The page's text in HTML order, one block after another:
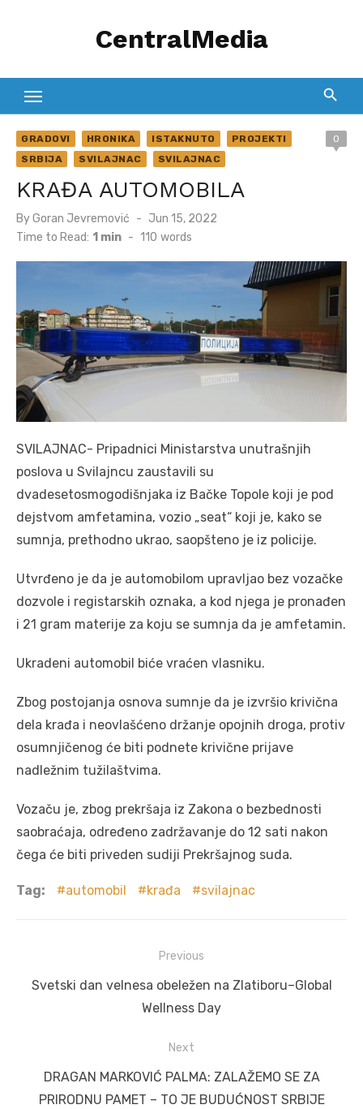
CentralMedia
GRADOVI HRONIKA ISTAKNUTO
PROJEKTI
SRBIJA
SVILAJNAC SVILAJNAC
0
KRAĐA AUTOMOBILA
ByGoran Jevremović
Posted
on
Jun 15, 2022
Time to Read: 1 min - 110 words
SVILAJNAC- Pripadnici Ministarstva unutrašnjih
poslova u Svilajncu zaustavili su
dvadesetosmogodišnjaka iz Bačke Topole koji je pod
dejstvom amfetamina, vozio „seat“ koji je, kako se
sumnja, prethodno ukrao, saopšteno je iz policije.
Utvrđeno je da je automobilom upravljao bez vozačke
dozvole i registarskih oznaka, a kod njega je pronađen
i 21 gram materije za koju se sumnja da je amfetamin.
Ukradeni automobil biće vraćen vlasniku.
Zbog postojanja osnova sumnje da je izvršio krivična
dela krađa i neovlašćeno držanje opojnih droga, protiv
osumnjičenog će biti podnete krivične prijave
nadležnim tužilaštvima.
Vozaču je, zbog prekršaja iz Zakona o bezbednosti
saobraćaja, određeno zadržavanje do 12 sati nakon
čega će biti priveden sudiji Prekršajnog suda.
Tag: automobil krađa svilajnac
navigation
Previous
Previous
Svetski dan velnesa obeležen na Zlatiboru–Global
Wellness Day
Next
Next
post:
DRAGAN MARKOVIĆ PALMA: ZALAŽEMO SE ZA
PRIRODNU PAMET – TO JE BUDUĆNOST SRBIJE